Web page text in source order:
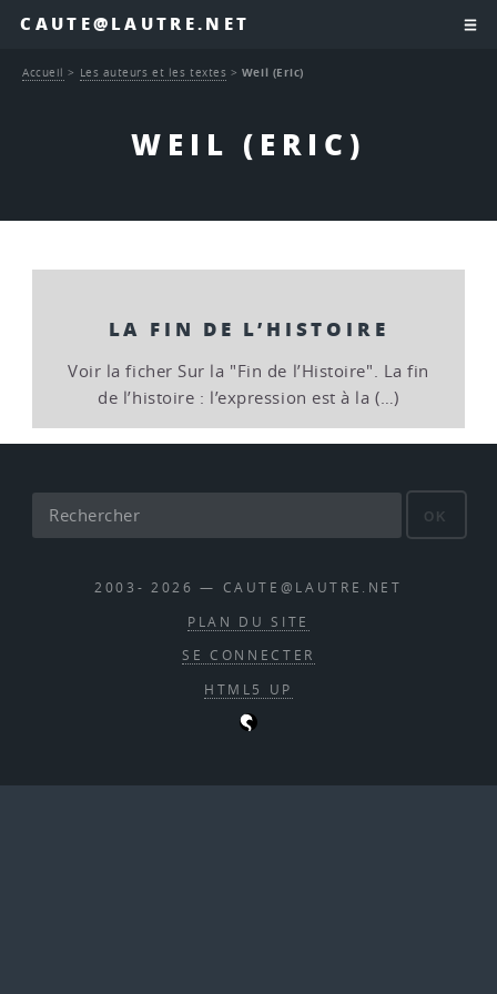
CAUTE@LAUTRE.NET
WEIL (ERIC)
Accueil > Les auteurs et les textes > Weil (Eric)
LA FIN DE L’HISTOIRE
Voir la ficher Sur la "Fin de l’Histoire". La fin
de l’histoire : l’expression est à la (…)
OK
2003- 2026 — CAUTE@LAUTRE.NET
PLAN DU SITE
SE CONNECTER
HTML5 UP